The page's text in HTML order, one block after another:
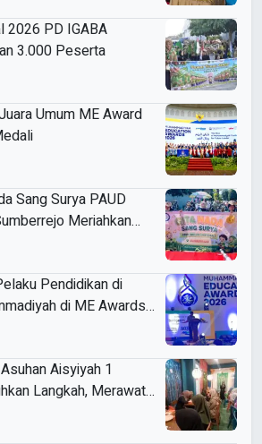
2026 PD IGABA
3.000 Peserta
Umum ME Award
Sang Surya PAUD
Meriahkan
Pendidikan di
di ME Awards
Aisyiyah 1
Langkah, Merawat